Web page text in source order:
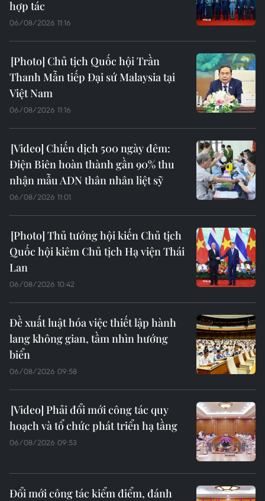
hợp tác
06/08/2026 11:16
Chủ tịch Quốc hội Trần
Thanh Mẫn tiếp Đại sứ Malaysia tại
Việt Nam
06/08/2026 11:16
Chiến dịch 500 ngày đêm:
Điện Biên hoàn thành gần 90% thu
nhận mẫu ADN thân nhân liệt sỹ
06/08/2026 11:01
Thủ tướng hội kiến Chủ tịch
Quốc hội kiêm Chủ tịch Hạ viện Thái
Lan
06/08/2026 10:42
Đề xuất luật hóa việc thiết lập hành
lang không gian, tầm nhìn hướng
biển
06/08/2026 09:58
Phải đổi mới công tác quy
hoạch và tổ chức phát triển hạ tầng
06/08/2026 09:53
Đổi mới công tác kiểm điểm, đánh